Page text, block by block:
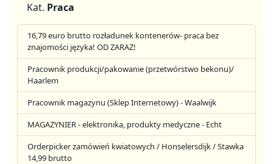
Kat. Praca
16,79 euro brutto rozładunek kontenerów- praca bez
znajomości języka! OD ZARAZ!
Pracownik produkcji/pakowanie (przetwórstwo bekonu)/
Haarlem
Pracownik magazynu (Sklep Internetowy) - Waalwijk
MAGAZYNIER - elektronika, produkty medyczne - Echt
Orderpicker zamówień kwiatowych / Honselersdijk / Stawka
14,99 brutto